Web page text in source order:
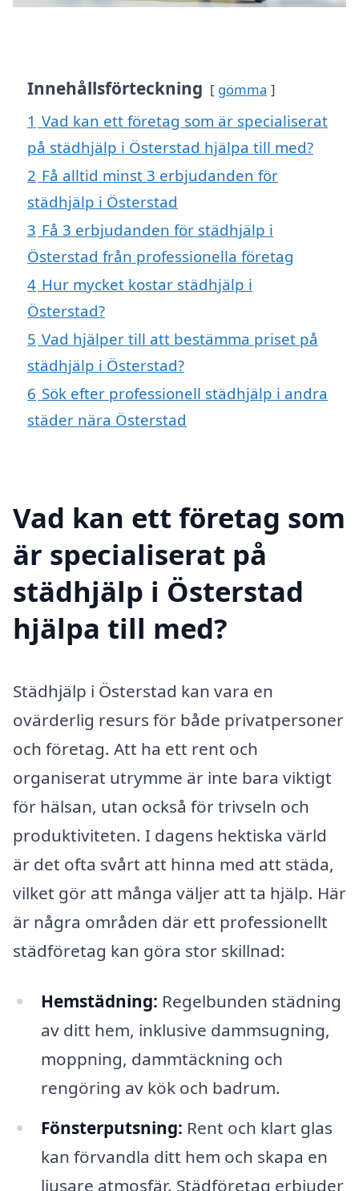
Innehållsförteckning gömma
1 Vad kan ett företag som är specialiserat
på städhjälp i Österstad hjälpa till med?
2 Få alltid minst 3 erbjudanden för
städhjälp i Österstad
3 Få 3 erbjudanden för städhjälp i
Österstad från professionella företag
4 Hur mycket kostar städhjälp i
Österstad?
5 Vad hjälper till att bestämma priset på
städhjälp i Österstad?
6 Sök efter professionell städhjälp i andra
städer nära Österstad
Vad kan ett företag som
är specialiserat på
städhjälp i Österstad
hjälpa till med?
Städhjälp i Österstad kan vara en
ovärderlig resurs för både privatpersoner
och företag. Att ha ett rent och
organiserat utrymme är inte bara viktigt
för hälsan, utan också för trivseln och
produktiviteten. I dagens hektiska värld
är det ofta svårt att hinna med att städa,
vilket gör att många väljer att ta hjälp. Här
är några områden där ett professionellt
städföretag kan göra stor skillnad:
Hemstädning: Regelbunden städning
av ditt hem, inklusive dammsugning,
moppning, dammtäckning och
rengöring av kök och badrum.
Fönsterputsning: Rent och klart glas
kan förvandla ditt hem och skapa en
ljusare atmosfär. Städföretag erbjuder